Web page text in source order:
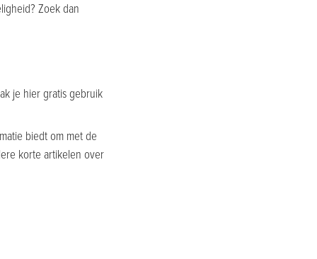
Zoek dan
je hier gratis gebruik
biedt om met de
korte artikelen over